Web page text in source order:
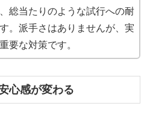
総当たりのような試行への耐
。派手さはありませんが、実
要な対策です。
心感が変わる